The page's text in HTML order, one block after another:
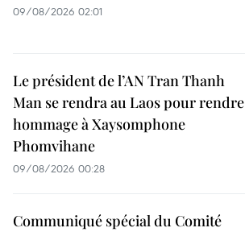
09/08/2026 02:01
Le président de l’AN Tran Thanh
Man se rendra au Laos pour rendre
hommage à Xaysomphone
Phomvihane
09/08/2026 00:28
Communiqué spécial du Comité